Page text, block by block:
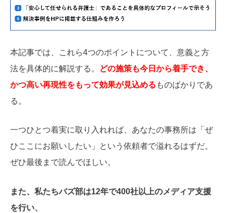
本記事では、これら4つのポイントについて、意義と方
法を具体的に解説する。
どの施策も今日から着手でき、
かつ高い再現性をもって効果が見込める ものばかりであ
る。
一つひとつ着実に取り入れれば、あなたの事務所は「ぜ
ひここにお願いしたい」という依頼者で溢れるはずだ。
ぜひ最後まで読んでほしい。
また、私たちバズ部は12年で400社以上のメディア支援
を行い、